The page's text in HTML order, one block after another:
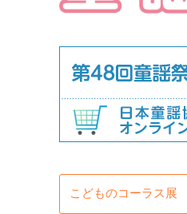
こどものコーラス展